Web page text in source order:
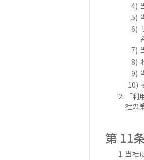
「
社の
第 11
当社